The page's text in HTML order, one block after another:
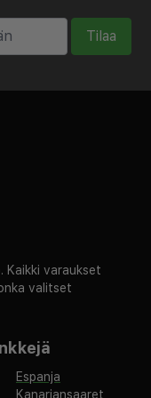
paikan päällä
sisältyä
tekemisestä.
meille
aikuisille ja 7
ajoneuvo
lisämaksusta
lisämaksusta
Maksut ja
Tilaa
Kaikki varaukset
valitset
Espanja
Kanariansaaret